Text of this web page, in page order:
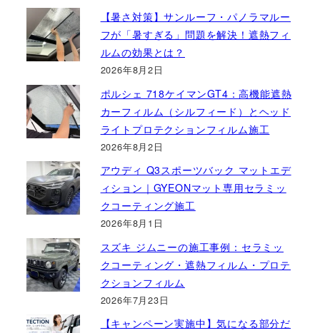
【暑さ対策】サンルーフ・パノラマルー
フが「暑すぎる」問題を解決！遮熱フィ
ルムの効果とは？
2026年8月2日
ポルシェ 718ケイマンGT4：高機能遮熱
カーフィルム（シルフィード）とヘッド
ライトプロテクションフィルム施工
2026年8月2日
アウディ Q3スポーツバック マットエデ
ィション｜GYEONマット専用セラミッ
クコーティング施工
2026年8月1日
スズキ ジムニーの施工事例：セラミッ
クコーティング・遮熱フィルム・プロテ
クションフィルム
2026年7月23日
【キャンペーン実施中】気になる部分だ